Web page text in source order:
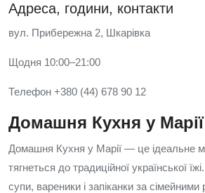
Адреса, години, контакти
вул. Прибережна 2, Шкарівка
Щодня 10:00–21:00
Телефон +380 (44) 678 90 12
Домашня Кухня у Марії
Домашня Кухня у Марії — це ідеальне
тягнеться до традиційної української
супи, вареники і запіканки за